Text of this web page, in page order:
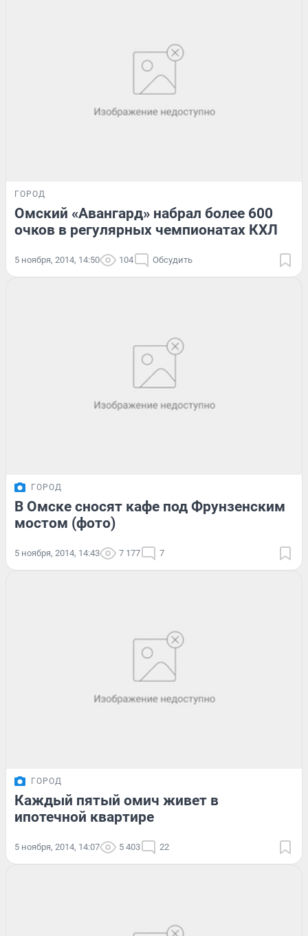
ГОРОД
Омский «Авангард» набрал более 600
очков в регулярных чемпионатах КХЛ
5 ноября, 2014, 14:50 104 Обсудить
ГОРОД
В Омске сносят кафе под Фрунзенским
мостом (фото)
5 ноября, 2014, 14:43 7 177 7
ГОРОД
Каждый пятый омич живет в
ипотечной квартире
5 ноября, 2014, 14:07 5 403 22